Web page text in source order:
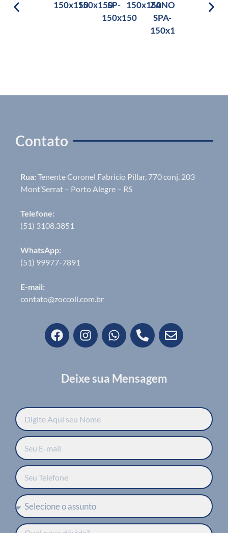
Contato
Rua: Tenente Coronel Fabricio Pillar, 770 conj. 203
Mont’Serrat – Porto Alegre – RS
Telefone:
(51) 3108.3851
WhatsApp:
(51) 99977-7891
E-mail:
contato@zoccoli.com.br
Deixe sua Mensagem